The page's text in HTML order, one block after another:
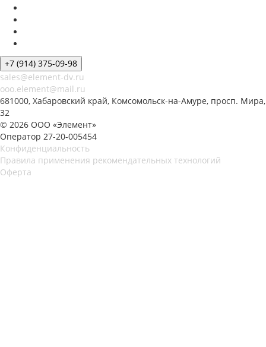
+7 (914) 375-09-98
sales@element-dv.ru
ooo.element@mail.ru
681000, Хабаровский край, Комсомольск-на-Амуре, просп. Мира,
32
© 2026 ООО «Элемент»
Оператор 27-20-005454
Конфиденциальность
Правила применения рекомендательных технологий
Оферта